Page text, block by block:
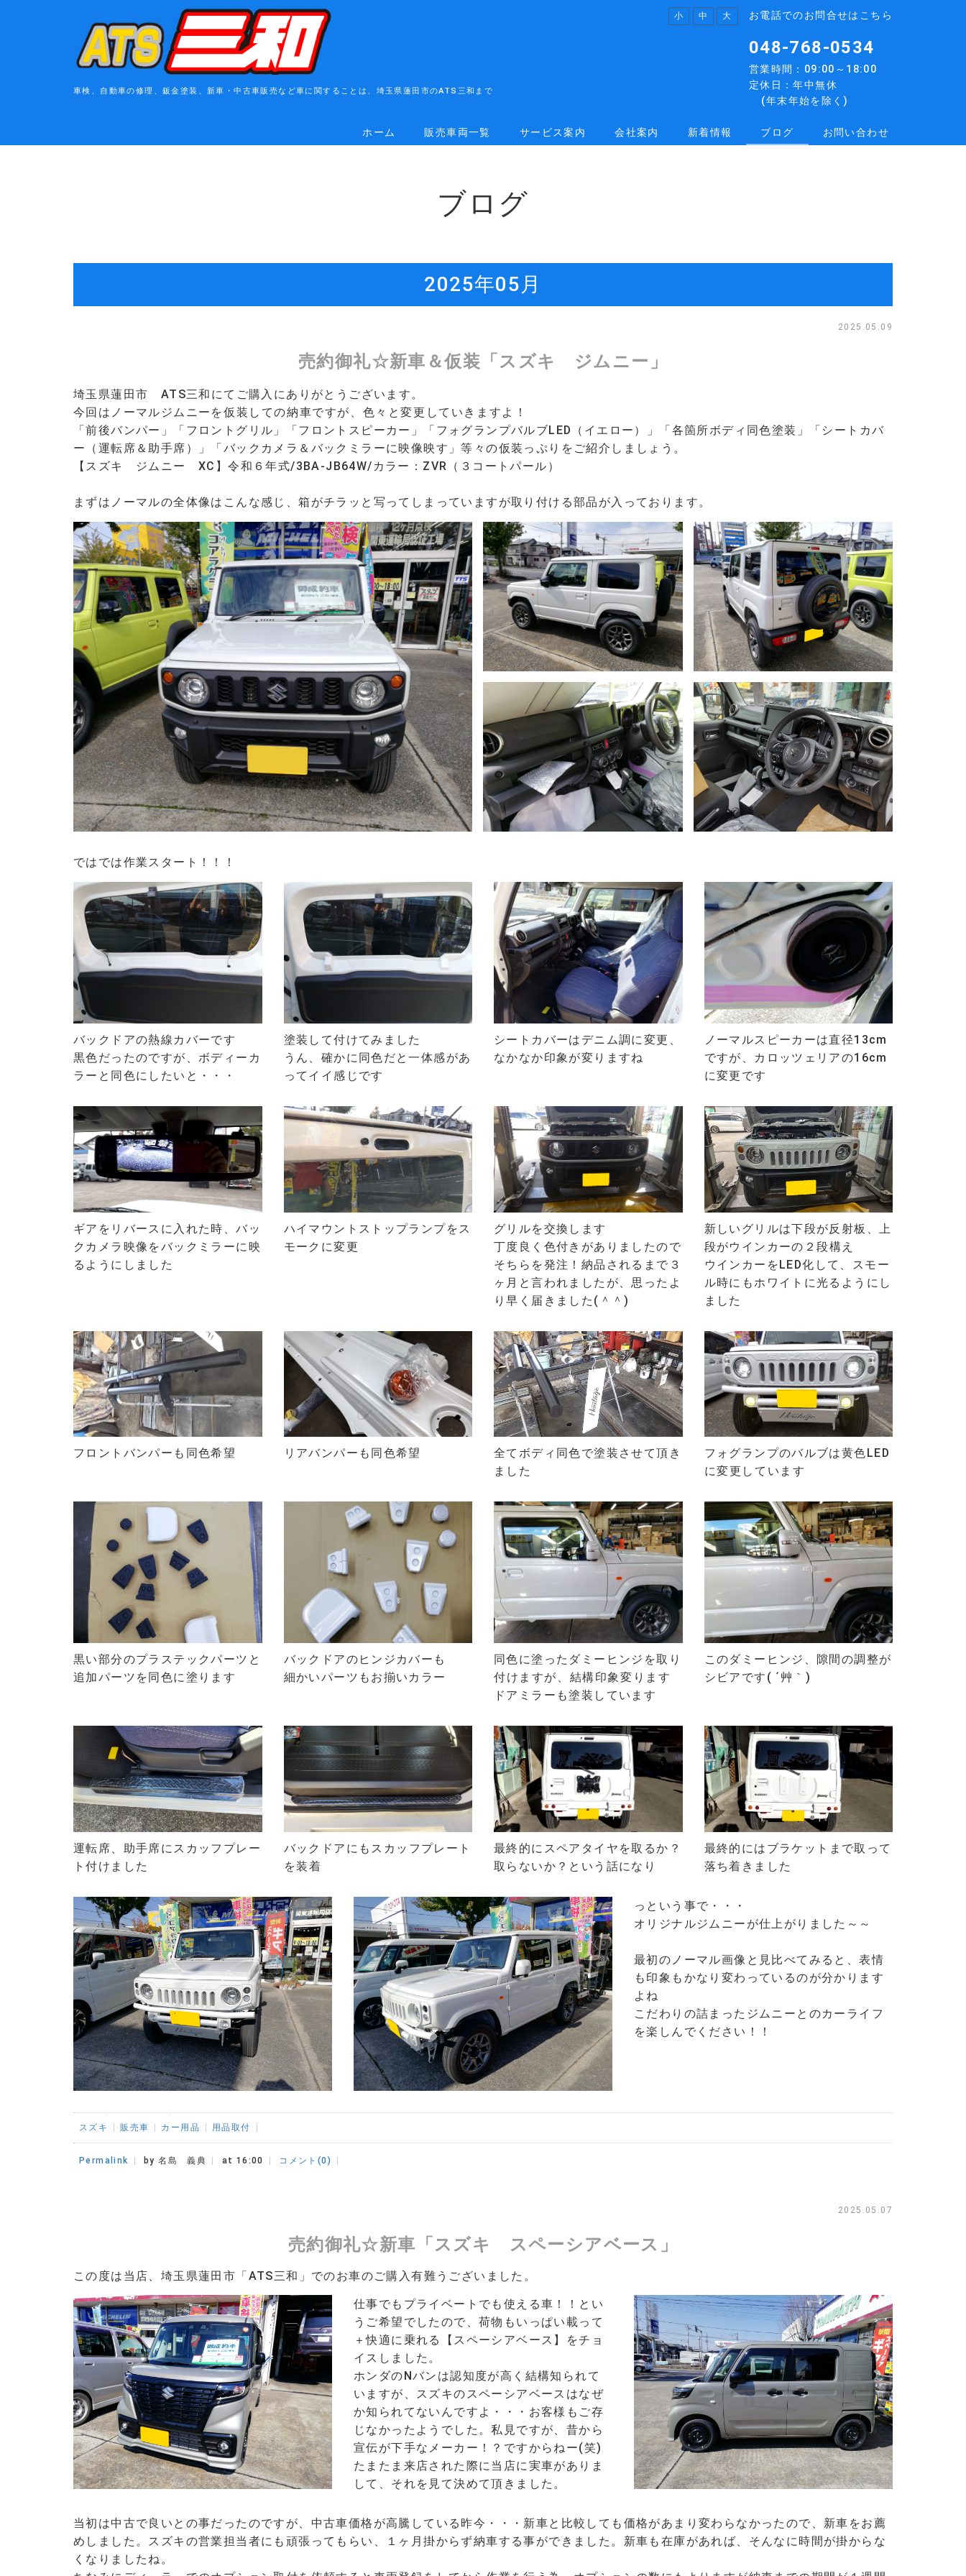
車検、自動車の修理、鈑金塗装、新車・中古車販売など車に関することは、埼玉県蓮田市のATS三和まで
お電話でのお問合せはこちら
048-768-0534
営業時間：09:00～18:00
定休日：年中無休
(年末年始を除く)
小 中 大
ホーム 販売車両一覧 サービス案内 会社案内 新着情報 ブログ お問い合わせ
ブログ
2025年05月
2025.05.09
売約御礼☆新車＆仮装「スズキ ジムニー」
埼玉県蓮田市 ATS三和にてご購入にありがとうございます。
今回はノーマル ジムニー を仮装しての納車ですが、色々と変更していきますよ！
「前後バンパー」「フロントグリル」「フロントスピーカー」「フォグランプバルブLED（イエロー）」「各箇所ボディ同色塗装」「 シートカバ
ー（運転席＆助手席）」「バックカメラ＆バックミラーに映像映す」等々の仮装っぷりを ご紹介しましょう。
【スズキ ジムニー XC】令和６年式/3BA-JB64W/ カラー：ZVR（３コートパール）
まずはノーマルの全体像はこんな感じ、箱がチラッと写ってしまっていますが取り付ける部品が入っております。
ではでは作業スタート！！！
バックドアの熱線カバーです
黒色だったのですが、ボディーカ
ラーと同色にしたいと・・・
塗装して付けてみました
うん、確かに同色だと一体感があ
ってイイ感じです
シートカバーはデニム調に変更、
なかなか印象が変りますね
ノーマルスピーカーは直径13cm
ですが、カロッツェリアの16cm
に変更です
ギアをリバースに入れた時、バッ
クカメラ映像をバックミラーに映
るようにしました
ハイマウントストップランプをス
モークに変更
グリルを交換します
丁度良く色付きがありましたので
そちらを発注！納品されるまで ３
ヶ月と言われましたが、思ったよ
り早く届きました(＾＾)
新しいグリルは下段が反射板、上
段がウインカーの ２段構え
ウインカーをLED化して、
スモー
ル時にもホワイトに光るようにし
ました
フロントバンパーも同色希望 リアバンパーも同色希望
全てボディ同色で塗装させて頂き
ました
フォグランプのバルブは黄色 LED
に変更しています
黒い部分のプラステックパーツと
追加パーツを同色に塗ります
バックドアのヒンジカバーも
細かいパーツもお揃いカラー
同色に塗った ダミーヒンジを取り
付けますが、 結構印象変ります
ドアミラーも塗装しています
このダミーヒンジ、隙間の調整が
シビアです( ´艸｀)
運転席、助手席にスカッフプレー
ト付けました
バックドアにも スカッフプレート
を装着
最終的にスペアタイヤを取るか？
取らないか？という話になり
最終的には ブラケットまで取って
落ち着きました
っという事で・・・
オリジナルジムニーが仕上がりました～～
最初のノーマル画像と見比べてみると、表情
も印象もかなり変わっているのが分かります
よね
こだわりの詰まったジムニーとのカーライフ
を楽しんでください！！
スズキ 販売車 カー用品 用品取付
Permalink by 名島 義典 at 16:00 コメント(0)
2025.05.07
売約御礼☆新車「スズキ スペーシアベース」
この度は当店、埼玉県蓮田市「ATS三和」でのお車のご購入有難うございました。
仕事でもプライベートでも使える車！！とい
うご希望でしたので、 荷物もいっぱい載って
＋快適に乗れる【 スペーシアベース】をチョ
イスしました。
ホンダのNバンは認知度が高く結構知られて
いますが、スズキのスペーシアベースはなぜ
か知られてないんですよ・・・ お客様もご存
じなかったようでした。私見ですが、 昔から
宣伝が下手なメーカー！？ ですからねー(笑)
たまたま来店された際に当店に実車がありま
して、それを見て決めて頂きました。
当初は中古で良いとの事だったのですが、中古車価格が高騰している昨今・・・ 新車と比較しても価格があまり変わらなかったので、新車をお薦
めしました。 スズキの営業担当者にも頑張ってもらい、１ヶ月掛からず納車する事ができました。 新車も在庫があれば、そんなに時間が掛からな
くなりましたね。